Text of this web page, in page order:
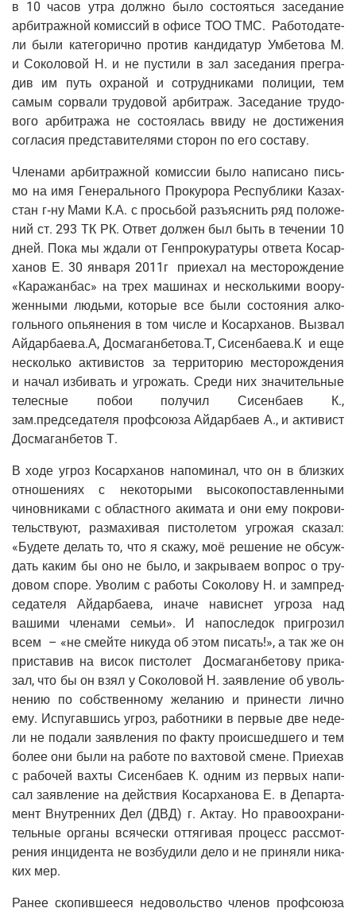
в 10 часов утра долж­но было состо­ять­ся засе­да­ние
арбит­раж­ной комис­сий в офи­се ТОО ТМС. Рабо­то­да­те­
ли были кате­го­рич­но про­тив кан­ди­да­тур Умбе­то­ва М.
и Соко­ло­вой Н. и не пусти­ли в зал засе­да­ния пре­гра­
див им путь охра­ной и сотруд­ни­ка­ми поли­ции, тем
самым сорва­ли тру­до­вой арбит­раж. Засе­да­ние тру­до­
во­го арбит­ра­жа не состо­я­лась вви­ду не дости­же­ния
согла­сия пред­ста­ви­те­ля­ми сто­рон по его составу.
Чле­на­ми арбит­раж­ной комис­сии было напи­са­но пись­
мо на имя Гене­раль­но­го Про­ку­ро­ра Рес­пуб­ли­ки Казах­
стан г‑ну Мами К.А. с прось­бой разъ­яс­нить ряд поло­же­
ний ст. 293 ТК РК. Ответ дол­жен был быть в тече­нии 10
дней. Пока мы жда­ли от Ген­про­ку­ра­ту­ры отве­та Косар­
ха­нов Е. 30 янва­ря 2011г при­е­хал на место­рож­де­ние
«Кара­жан­бас» на трех маши­нах и несколь­ки­ми воору­
жен­ны­ми людь­ми, кото­рые все были состо­я­ния алко­
голь­но­го опья­не­ния в том чис­ле и Косар­ха­нов. Вызвал
Айдарбаева.А, Досмаганбетова.Т, Сисенбаева.К и еще
несколь­ко акти­ви­стов за тер­ри­то­рию место­рож­де­ния
и начал изби­вать и угро­жать. Сре­ди них зна­чи­тель­ные
телес­ные побои полу­чил Сисен­ба­ев К.,
зам.председателя проф­со­ю­за Айдар­ба­ев А., и акти­вист
Дос­ма­ган­бе­тов Т.
В ходе угроз Косар­ха­нов напо­ми­нал, что он в близ­ких
отно­ше­ни­ях с неко­то­ры­ми высо­ко­по­став­лен­ны­ми
чинов­ни­ка­ми с област­но­го аки­ма­та и они ему покро­ви­
тель­ству­ют, раз­ма­хи­вая писто­ле­том угро­жая ска­зал:
«Буде­те делать то, что я ска­жу, моё реше­ние не обсуж­
дать каким бы оно не было, и закры­ва­ем вопрос о тру­
до­вом спо­ре. Уво­лим с рабо­ты Соко­ло­ву Н. и зам­пред­
се­да­те­ля Айдар­ба­е­ва, ина­че навис­нет угро­за над
ваши­ми чле­на­ми семьи». И напо­сле­док при­гро­зил
всем – «не смей­те нику­да об этом писать!», а так же он
при­ста­вив на висок писто­лет Дос­ма­ган­бе­то­ву при­ка­
зал, что бы он взял у Соко­ло­вой Н. заяв­ле­ние об уволь­
не­нию по соб­ствен­но­му жела­нию и при­не­сти лич­но
ему. Испу­гав­шись угроз, работ­ни­ки в пер­вые две неде­
ли не пода­ли заяв­ле­ния по фак­ту про­ис­шед­ше­го и тем
более они были на рабо­те по вах­то­вой смене. При­е­хав
с рабо­чей вах­ты Сисен­ба­ев К. одним из пер­вых напи­
сал заяв­ле­ние на дей­ствия Косар­ха­но­ва Е. в Депар­та­
мент Внут­рен­них Дел (ДВД) г. Актау. Но пра­во­охра­ни­
тель­ные орга­ны вся­че­ски оття­ги­вая про­цесс рас­смот­
ре­ния инци­ден­та не воз­бу­ди­ли дело и не при­ня­ли ника­
ких мер.
Ранее ско­пив­ше­е­ся недо­воль­ство чле­нов проф­со­ю­за